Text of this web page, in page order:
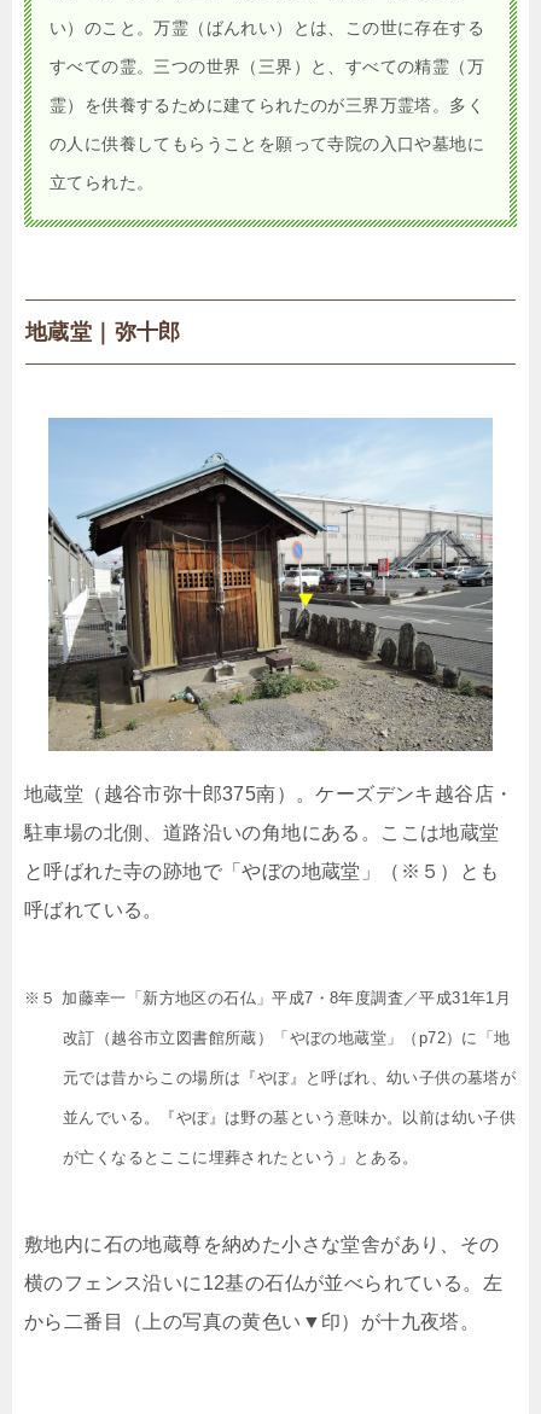
い）のこと。万霊（ばんれい）とは、この世に存在する
すべての霊。三つの世界（三界）と、すべての精霊（万
霊）を供養するために建てられたのが三界万霊塔。多く
の人に供養してもらうことを願って寺院の入口や墓地に
立てられた。
地蔵堂｜弥十郎
地蔵堂（越谷市弥十郎375南）。ケーズデンキ越谷店・
駐車場の北側、道路沿いの角地にある。ここは地蔵堂
と呼ばれた寺の跡地で「やぼの地蔵堂」（※５）とも
呼ばれている。
※５ 加藤幸一「新方地区の石仏」平成7・8年度調査／平成31年1月
改訂（越谷市立図書館所蔵）「やぼの地蔵堂」（p72）に「地
元では昔からこの場所は『やぼ』と呼ばれ、幼い子供の墓塔が
並んでいる。『やぼ』は野の墓という意味か。以前は幼い子供
が亡くなるとここに埋葬されたという」とある。
敷地内に石の地蔵尊を納めた小さな堂舎があり、その
横のフェンス沿いに12基の石仏が並べられている。左
から二番目（上の写真の黄色い▼印）が十九夜塔。